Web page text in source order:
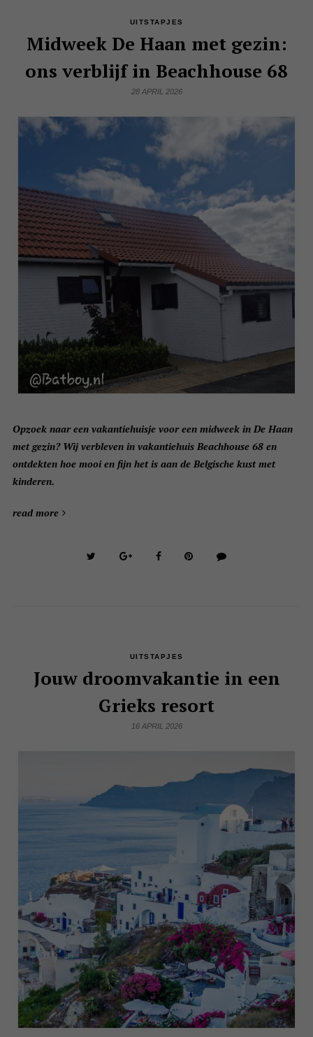
UITSTAPJES
Midweek De Haan met gezin:
ons verblijf in Beachhouse 68
28 APRIL 2026
Opzoek naar een vakantiehuisje voor een midweek in De Haan
met gezin? Wij verbleven in vakantiehuis Beachhouse 68 en
ontdekten hoe mooi en fijn het is aan de Belgische kust met
kinderen.
read more
UITSTAPJES
Jouw droomvakantie in een
Grieks resort
16 APRIL 2026